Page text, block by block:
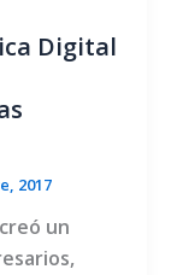
Digital
2017
un